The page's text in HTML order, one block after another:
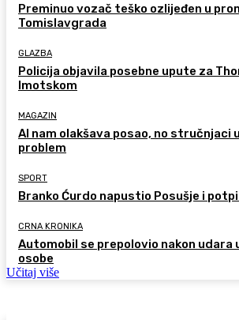
Preminuo vozač teško ozlijeđen u
Tomislavgrada
GLAZBA
Policija objavila posebne upute za
Imotskom
MAGAZIN
AI nam olakšava posao, no stručnjaci
problem
SPORT
Branko Ćurdo napustio Posušje i
CRNA KRONIKA
Automobil se prepolovio nakon udara
osobe
Učitaj više